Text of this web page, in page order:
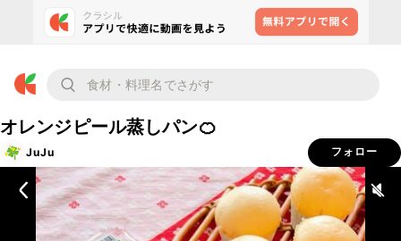
オレンジピール蒸しパン🍊
JuJu フォロー